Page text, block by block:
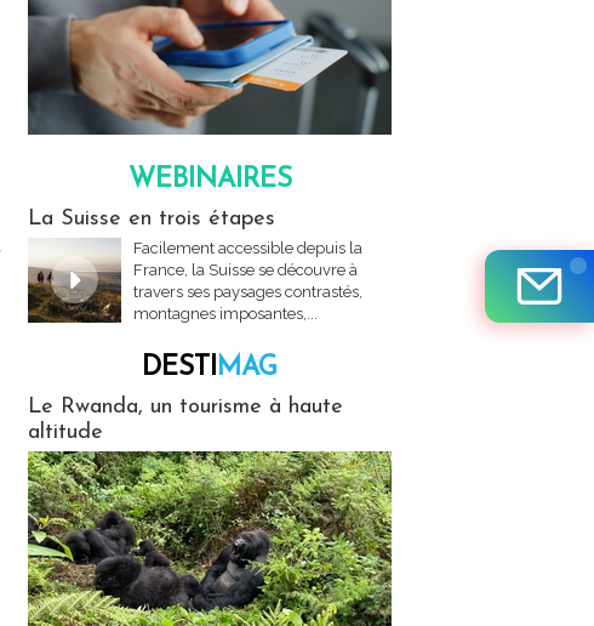
WEBINAIRES
La Suisse en trois étapes
Facilement accessible depuis la
France, la Suisse se découvre à
travers ses paysages contrastés,
montagnes imposantes,...
DESTIMAG
Le Rwanda, un tourisme à haute
altitude